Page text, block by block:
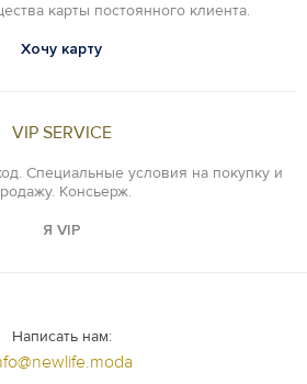
карты постоянного клиента.
Хочу карту
VIP SERVICE
Специальные условия на покупку и
Консьерж.
Я VIP
Написать нам: